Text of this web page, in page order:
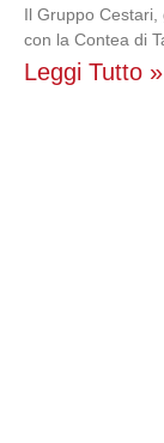
Il Gruppo
con la Contea di
Leggi Tutto »